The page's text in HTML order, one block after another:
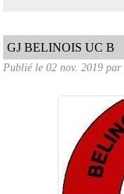
GJ BELINOIS UC B
Publié le 02 nov. 2019 par